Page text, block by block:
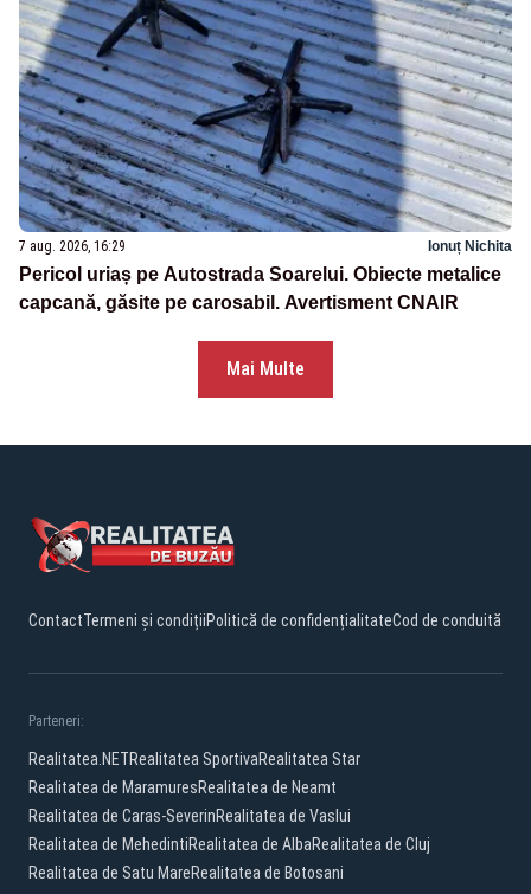
7 aug. 2026, 16:29 Ionuț Nichita
Pericol uriaș pe Autostrada Soarelui. Obiecte metalice
capcană, găsite pe carosabil. Avertisment CNAIR
Mai Multe
ContactTermeni și condițiiPolitică de confidențialitateCod de conduită
Parteneri:
Realitatea.NETRealitatea SportivaRealitatea Star
Realitatea de MaramuresRealitatea de Neamt
Realitatea de Caras-SeverinRealitatea de Vaslui
Realitatea de MehedintiRealitatea de AlbaRealitatea de Cluj
Realitatea de Satu MareRealitatea de Botosani